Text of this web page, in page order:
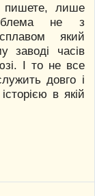
лише
не з
який
заводі часів
І то не все
довго і
в якій